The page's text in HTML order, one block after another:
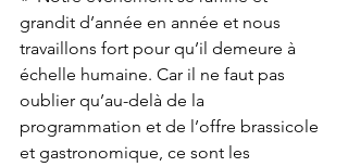
grandit d’année en année et nous
travaillons fort pour qu’il demeure à
échelle humaine. Car il ne faut pas
oublier qu’au-delà de la
programmation et de l’offre brassicole
et gastronomique, ce sont les